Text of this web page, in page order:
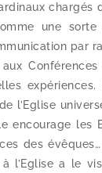
char­gés
une
par
l’Eglise
encou­rage les
des
à l’Eglise a le